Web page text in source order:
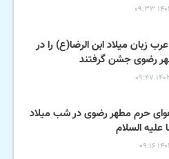
عرب زبان میلاد ابن الرضا(ع) را در
رضوی جشن گرفتند
۰۹:۴۷
حرم مطهر رضوی در شب میلاد
علیه السلام